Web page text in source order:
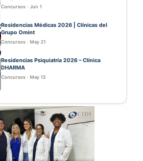
Concursos · Jun 1
Residencias Médicas 2026 | Clínicas del
Grupo Omint
Concursos · May 21
Residencias Psiquiatría 2026 – Clínica
DHARMA
Concursos · May 13